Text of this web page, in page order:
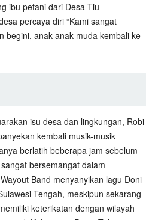
ibu petani dari Desa Tiu
percaya diri “Kami sangat
begini, anak-anak muda kembali ke
isu desa dan lingkungan, Robi
kembali musik-musik
berlatih beberapa jam sebelum
bersemangat dalam
Band menyanyikan lagu Doni
Tengah, meskipun sekarang
keterikatan dengan wilayah